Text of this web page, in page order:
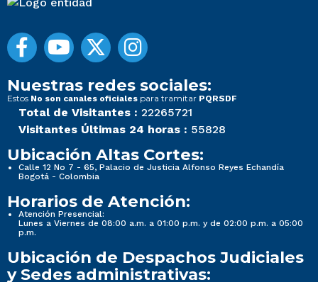
Nuestras redes sociales:
Estos No son canales oficiales para tramitar PQRSDF
Total de Visitantes : 22265721
Visitantes Últimas 24 horas : 55828
Ubicación Altas Cortes:
Calle 12 No 7 - 65, Palacio de Justicia Alfonso Reyes Echandía
Bogotá - Colombia
Horarios de Atención:
Atención Presencial:
Lunes a Viernes de 08:00 a.m. a 01:00 p.m. y de 02:00 p.m. a 05:00
p.m.
Ubicación de Despachos Judiciales
y Sedes administrativas: